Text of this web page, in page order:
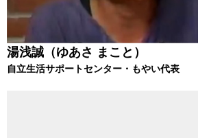
湯浅誠（ゆあさ まこと）
自立生活サポートセンター・もやい代表